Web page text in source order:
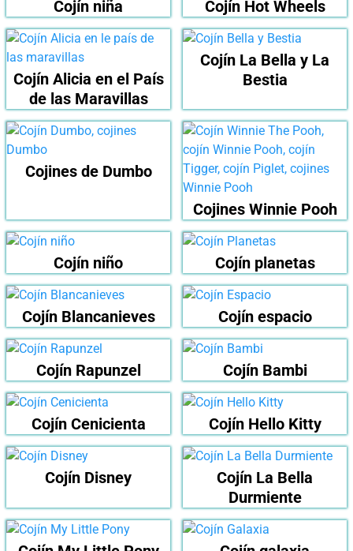
Cojín niña Cojín Hot Wheels
Cojín Alicia en el País
de las Maravillas
Cojín La Bella y La
Bestia
Cojines de Dumbo
Cojines Winnie Pooh
Cojín niño Cojín planetas
Cojín Blancanieves Cojín espacio
Cojín Rapunzel Cojín Bambi
Cojín Cenicienta Cojín Hello Kitty
Cojín Disney
Cojín La Bella
Durmiente